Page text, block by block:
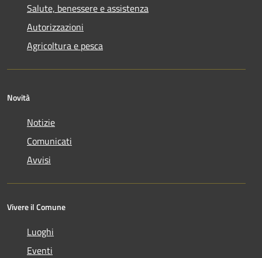
Salute, benessere e assistenza
Autorizzazioni
Agricoltura e pesca
Novità
Notizie
Comunicati
Avvisi
Vivere il Comune
Luoghi
Eventi